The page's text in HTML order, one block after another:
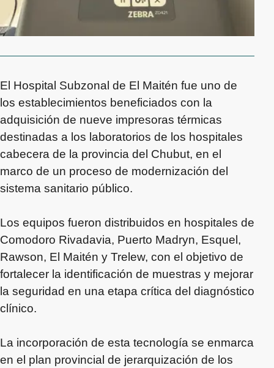
El Hospital Subzonal de El Maitén fue uno de
los establecimientos beneficiados con la
adquisición de nueve impresoras térmicas
destinadas a los laboratorios de los hospitales
cabecera de la provincia del Chubut, en el
marco de un proceso de modernización del
sistema sanitario público.
Los equipos fueron distribuidos en hospitales de
Comodoro Rivadavia, Puerto Madryn, Esquel,
Rawson, El Maitén y Trelew, con el objetivo de
fortalecer la identificación de muestras y mejorar
la seguridad en una etapa crítica del diagnóstico
clínico.
La incorporación de esta tecnología se enmarca
en el plan provincial de jerarquización de los